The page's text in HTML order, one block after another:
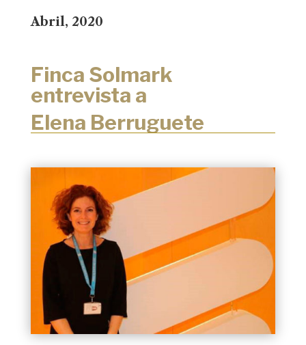
Abril, 2020
Finca Solmark
entrevista a
Elena Berruguete